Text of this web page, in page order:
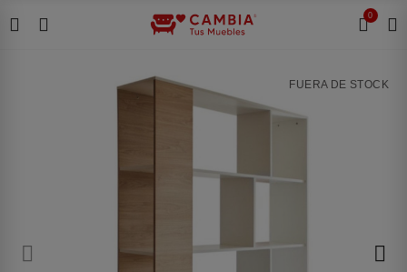
0
FUERA DE STOCK